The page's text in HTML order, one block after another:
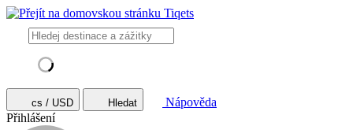
cs / USD Hledat
Nápověda
Přihlášení